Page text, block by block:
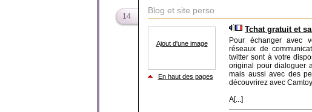
14
Blog et site perso
Ajout d'une image
En haut des pages
Tchat gratuit et
Pour échanger avec
réseaux de
twitter sont à votre
original pour dialoguer
mais aussi avec des
découvrirez avec
A[...]